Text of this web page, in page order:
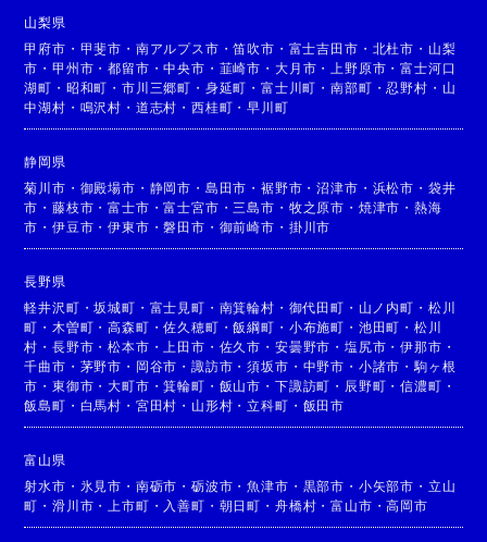
山梨県
甲府市 ・ 甲斐市 ・ 南アルプス市 ・笛吹市 ・ 富士吉田市 ・ 北杜市 ・ 山梨
市 ・甲州市 ・都留市 ・中央市 ・ 韮崎市 ・ 大月市 ・ 上野原市 ・富士河口
湖町 ・ 昭和町 ・市川三郷町 ・ 身延町 ・富士川町 ・南部町 ・忍野村 ・ 山
中湖村 ・ 鳴沢村 ・ 道志村 ・西桂町 ・早川町
静岡県
菊川市 ・ 御殿場市 ・ 静岡市 ・ 島田市 ・裾野市 ・沼津市 ・ 浜松市 ・ 袋井
市 ・藤枝市 ・富士市 ・富士宮市 ・ 三島市 ・ 牧之原市 ・ 焼津市 ・ 熱海
市 ・伊豆市 ・伊東市 ・磐田市 ・ 御前崎市 ・ 掛川市
長野県
軽井沢町 ・坂城町 ・ 富士見町 ・ 南箕輪村 ・ 御代田町 ・ 山ノ内町 ・ 松川
町 ・ 木曽町 ・高森町 ・佐久穂町 ・飯綱町 ・ 小布施町 ・ 池田町 ・ 松川
村 ・長野市 ・松本市 ・ 上田市 ・ 佐久市 ・ 安曇野市 ・ 塩尻市 ・伊那市 ・
千曲市 ・ 茅野市 ・ 岡谷市 ・諏訪市 ・須坂市 ・ 中野市 ・ 小諸市 ・ 駒ヶ根
市 ・東御市 ・大町市 ・箕輪町 ・ 飯山市 ・ 下諏訪町 ・ 辰野町 ・信濃町 ・
飯島町 ・ 白馬村 ・ 宮田村 ・ 山形村 ・立科町 ・ 飯田市
富山県
射水市 ・ 氷見市 ・ 南砺市 ・砺波市 ・魚津市 ・ 黒部市 ・ 小矢部市 ・ 立山
町 ・滑川市 ・ 上市町 ・ 入善町 ・ 朝日町 ・ 舟橋村 ・富山市 ・高岡市